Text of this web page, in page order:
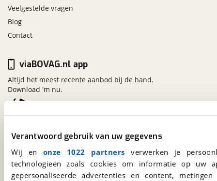
Verantwoord gebruik van uw gegevens
Wij en onze 1022 partners verwerken je
technologieën zoals cookies om informatie op
gepersonaliseerde advertenties en content,
Veelgestelde vragen
Blog
Contact
Kosterijland15
Bunnik
Een initiatief van
BOVAG
viaBOVAG.nl app
Altijd het meest recente aanbod bij de hand.
Download 'm nu.